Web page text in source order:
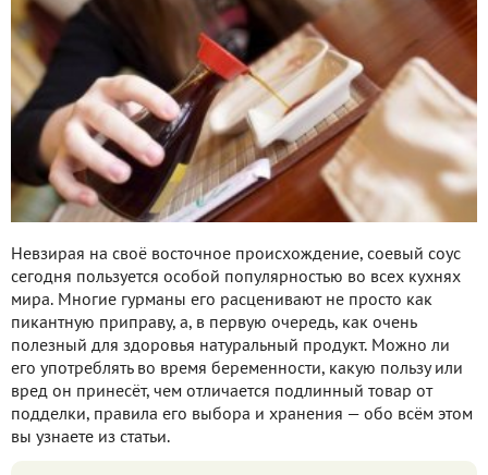
Невзирая на своё восточное происхождение, соевый соус
сегодня пользуется особой популярностью во всех кухнях
мира. Многие гурманы его расценивают не просто как
пикантную приправу, а, в первую очередь, как очень
полезный для здоровья натуральный продукт. Можно ли
его употреблять во время беременности, какую пользу или
вред он принесёт, чем отличается подлинный товар от
подделки, правила его выбора и хранения — обо всём этом
вы узнаете из статьи.